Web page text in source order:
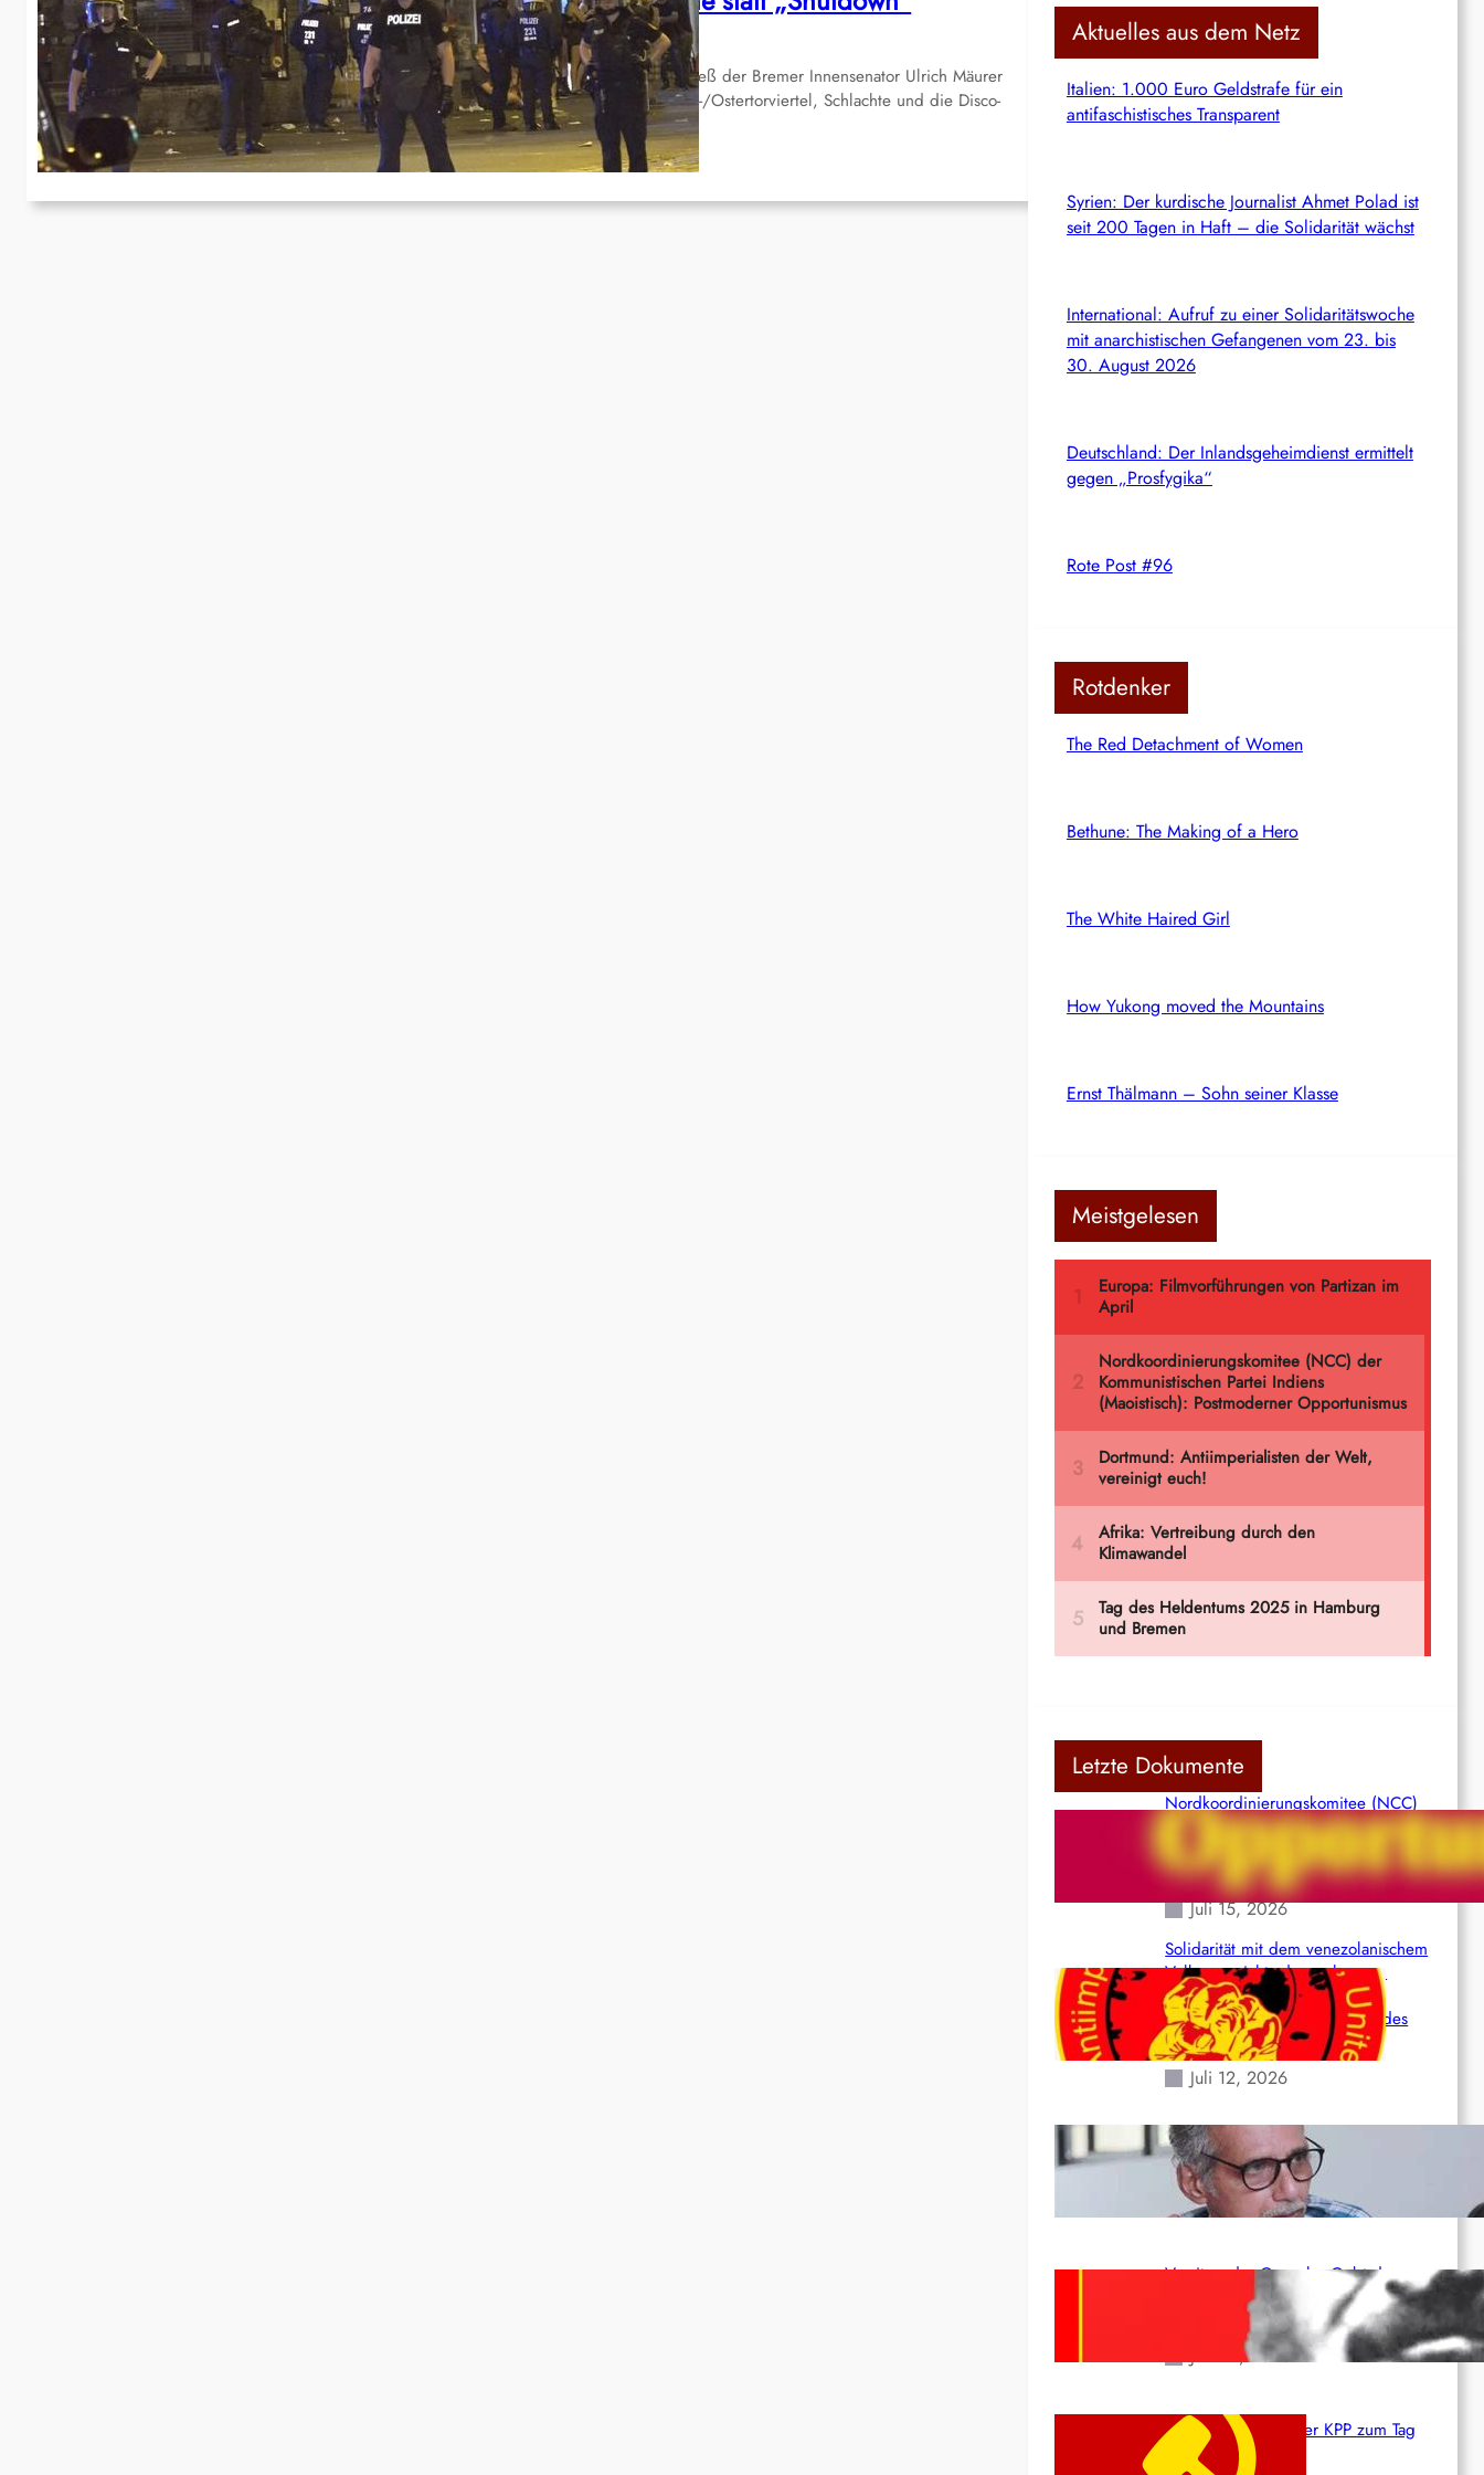
Juni 23, 2020
Am Dienstag, den 16. Juni erließ der Bremer Innensenator Ulrich Mäurer
(SPD) für die Bereiche Steintor-/Ostertorviertel, Schlachte und die Disco-
Meile…
c
Aktuelles aus dem Netz
Italien: 1.000 Euro Geldstrafe für ein
antifaschistisches Transparent
Syrien: Der kurdische Journalist Ahmet Polad ist
seit 200 Tagen in Haft – die Solidarität wächst
International: Aufruf zu einer Solidaritätswoche
mit anarchistischen Gefangenen vom 23. bis
30. August 2026
Deutschland: Der Inlandsgeheimdienst ermittelt
gegen „Prosfygika“
Rote Post #96
Rotdenker
The Red Detachment of Women
Bethune: The Making of a Hero
The White Haired Girl
How Yukong moved the Mountains
Ernst Thälmann – Sohn seiner Klasse
Meistgelesen
Letzte Dokumente
Nordkoordinierungskomitee (NCC)
der Kommunistischen Partei Indiens
(Maoistisch): Postmoderner
Opportunismus
Juli 15, 2026
Solidarität mit dem venezolanischem
Volk angesichts der verlorenen
Leben und der katastrophalen
Situation durch die Erdbeben des
24. Juni!
Juli 12, 2026
Indien: „Die Politik der Kapitulation“
von K. Murali (Ajith)
Juli 1, 2026
Vorsitzender Gonzalo: Gebt das
Leben für die Partei und die
Revolution!
Juni 19, 2026
Beschluss des ZK der KPP zum Tag
des Heldentums